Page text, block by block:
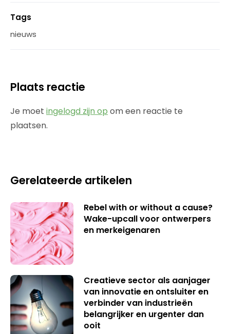
Tags
nieuws
Plaats reactie
Je moet ingelogd zijn op om een reactie te
plaatsen.
Gerelateerde artikelen
Rebel with or without a cause?
Wake-upcall voor ontwerpers
en merkeigenaren
Creatieve sector als aanjager
van innovatie en ontsluiter en
verbinder van industrieën
belangrijker en urgenter dan
ooit